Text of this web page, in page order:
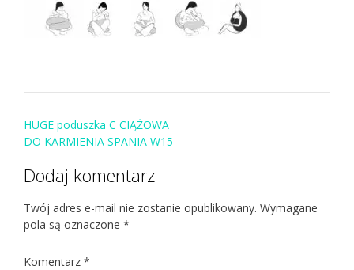
Post
navigation
HUGE poduszka C CIĄŻOWA
DO KARMIENIA SPANIA W15
Dodaj komentarz
Twój adres e-mail nie zostanie opublikowany. Wymagane
pola są oznaczone *
Komentarz *